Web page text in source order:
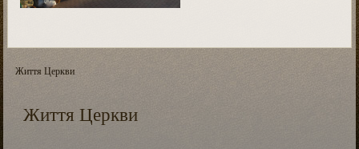
Життя Церкви
Життя Церкви